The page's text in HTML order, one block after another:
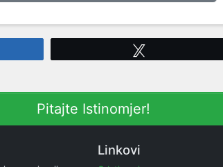
Pitajte Istinomjer!
Linkovi